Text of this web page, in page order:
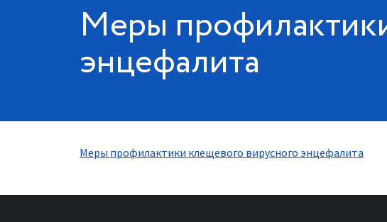
Меры
энцефалита
Меры профилактики клещевого вирусного энцефалита